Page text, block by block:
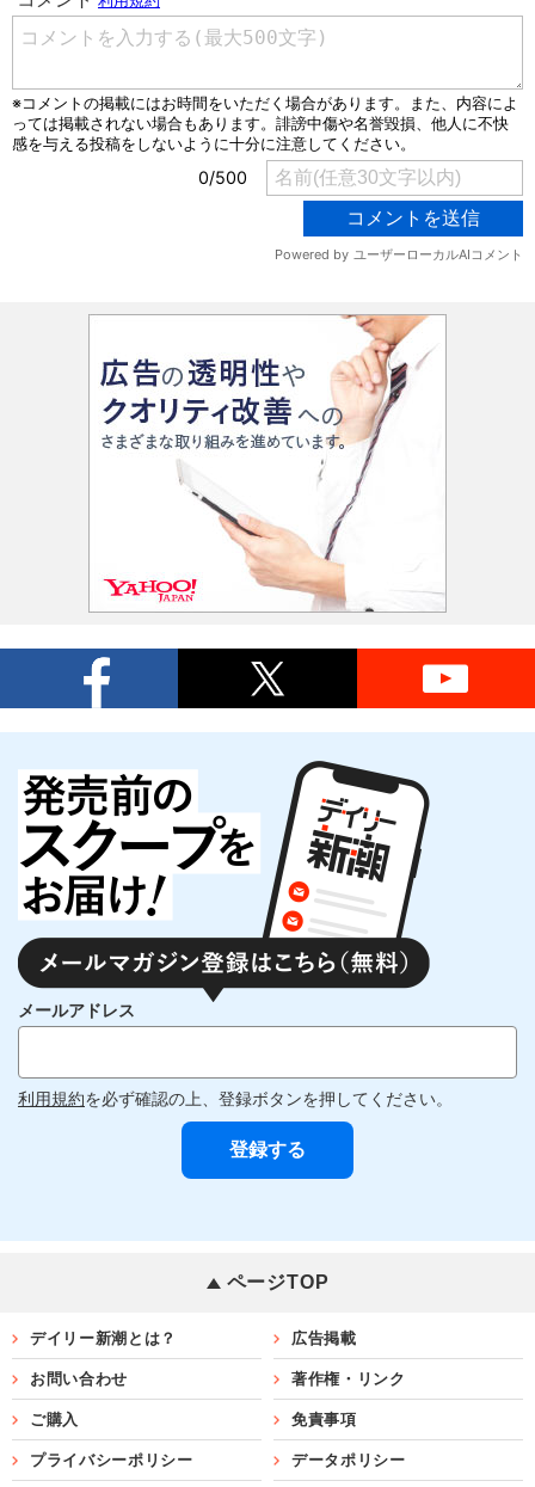
メールアドレス
利用規約を必ず確認の上、登録ボタンを押してください。
ページTOP
デイリー新潮とは？ 広告掲載
お問い合わせ 著作権・リンク
ご購入 免責事項
プライバシーポリシー データポリシー